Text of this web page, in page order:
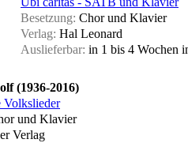
Besetzung: Chor und Klavier
Verlag: Hal Leonard
Auslieferbar: in 1 bis 4 Wochen
(1936-2016)
Volkslieder
und Klavier
Verlag